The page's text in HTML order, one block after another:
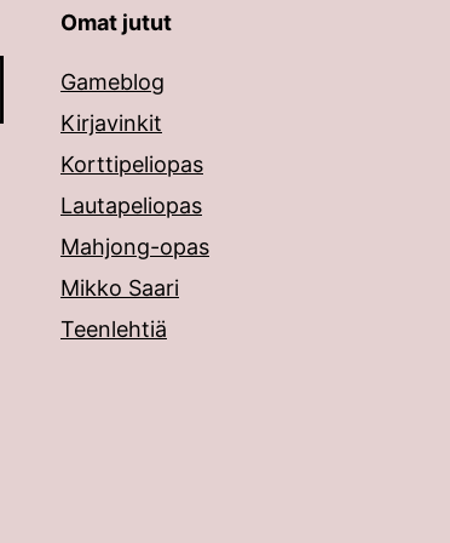
ylös ja alas ja siirtyä halutulle
Omat jutut
Gameblog
Kirjavinkit
Korttipeliopas
Lautapeliopas
Mahjong-opas
Mikko Saari
Teenlehtiä